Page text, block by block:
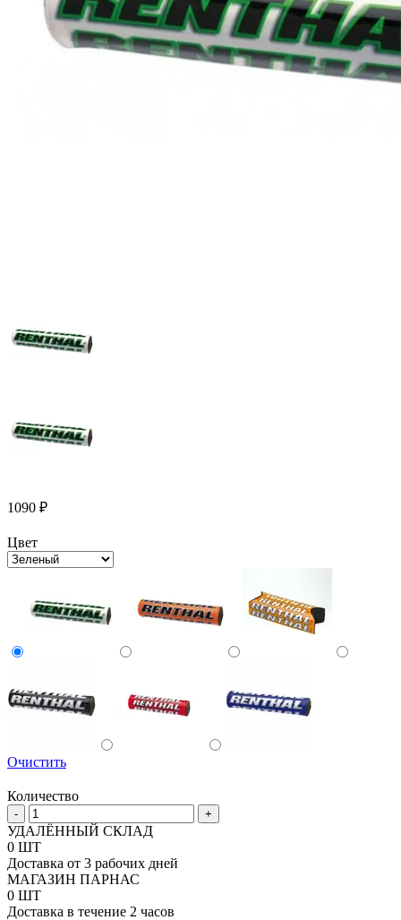
1090 ₽
Цвет
Очистить
Количество
-
Количество
товара
Подушка
руля
Renthal
Mini
SX
+
УДАЛЁННЫЙ СКЛАД
0 ШТ
Доставка от 3 рабочих дней
МАГАЗИН ПАРНАС
0 ШТ
Доставка в течение 2 часов